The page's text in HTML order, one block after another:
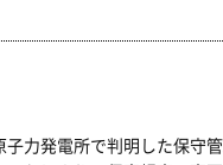
力発電所で判明した保守